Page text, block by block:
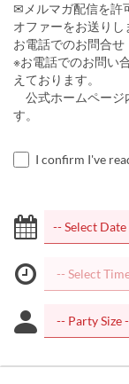
✉メルマガ配信を許
オファーをお送り
お電話でのお問合せ
※お電話でのお問い
えております。
公式ホームページ
す。
I confirm I've